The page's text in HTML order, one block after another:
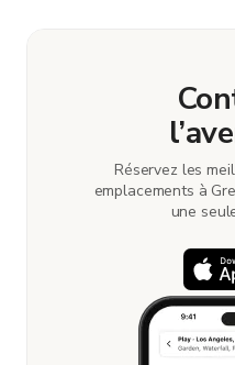
Réservez les
emplacements à
une